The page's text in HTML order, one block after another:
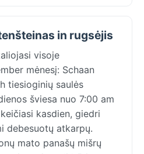
in rugsėjis
visoje
mėnesį: Schaan
tiesioginių saulės
šviesa nuo 7:00 am
kasdien, giedri
debesuotų atkarpų.
mato panašų mišrų